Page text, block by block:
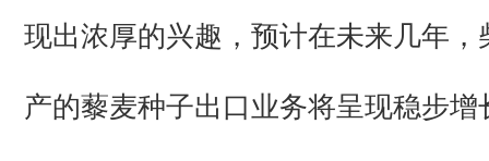
现出浓厚的兴趣，预计在未来几年，
产的藜麦种子出口业务将呈现稳步增